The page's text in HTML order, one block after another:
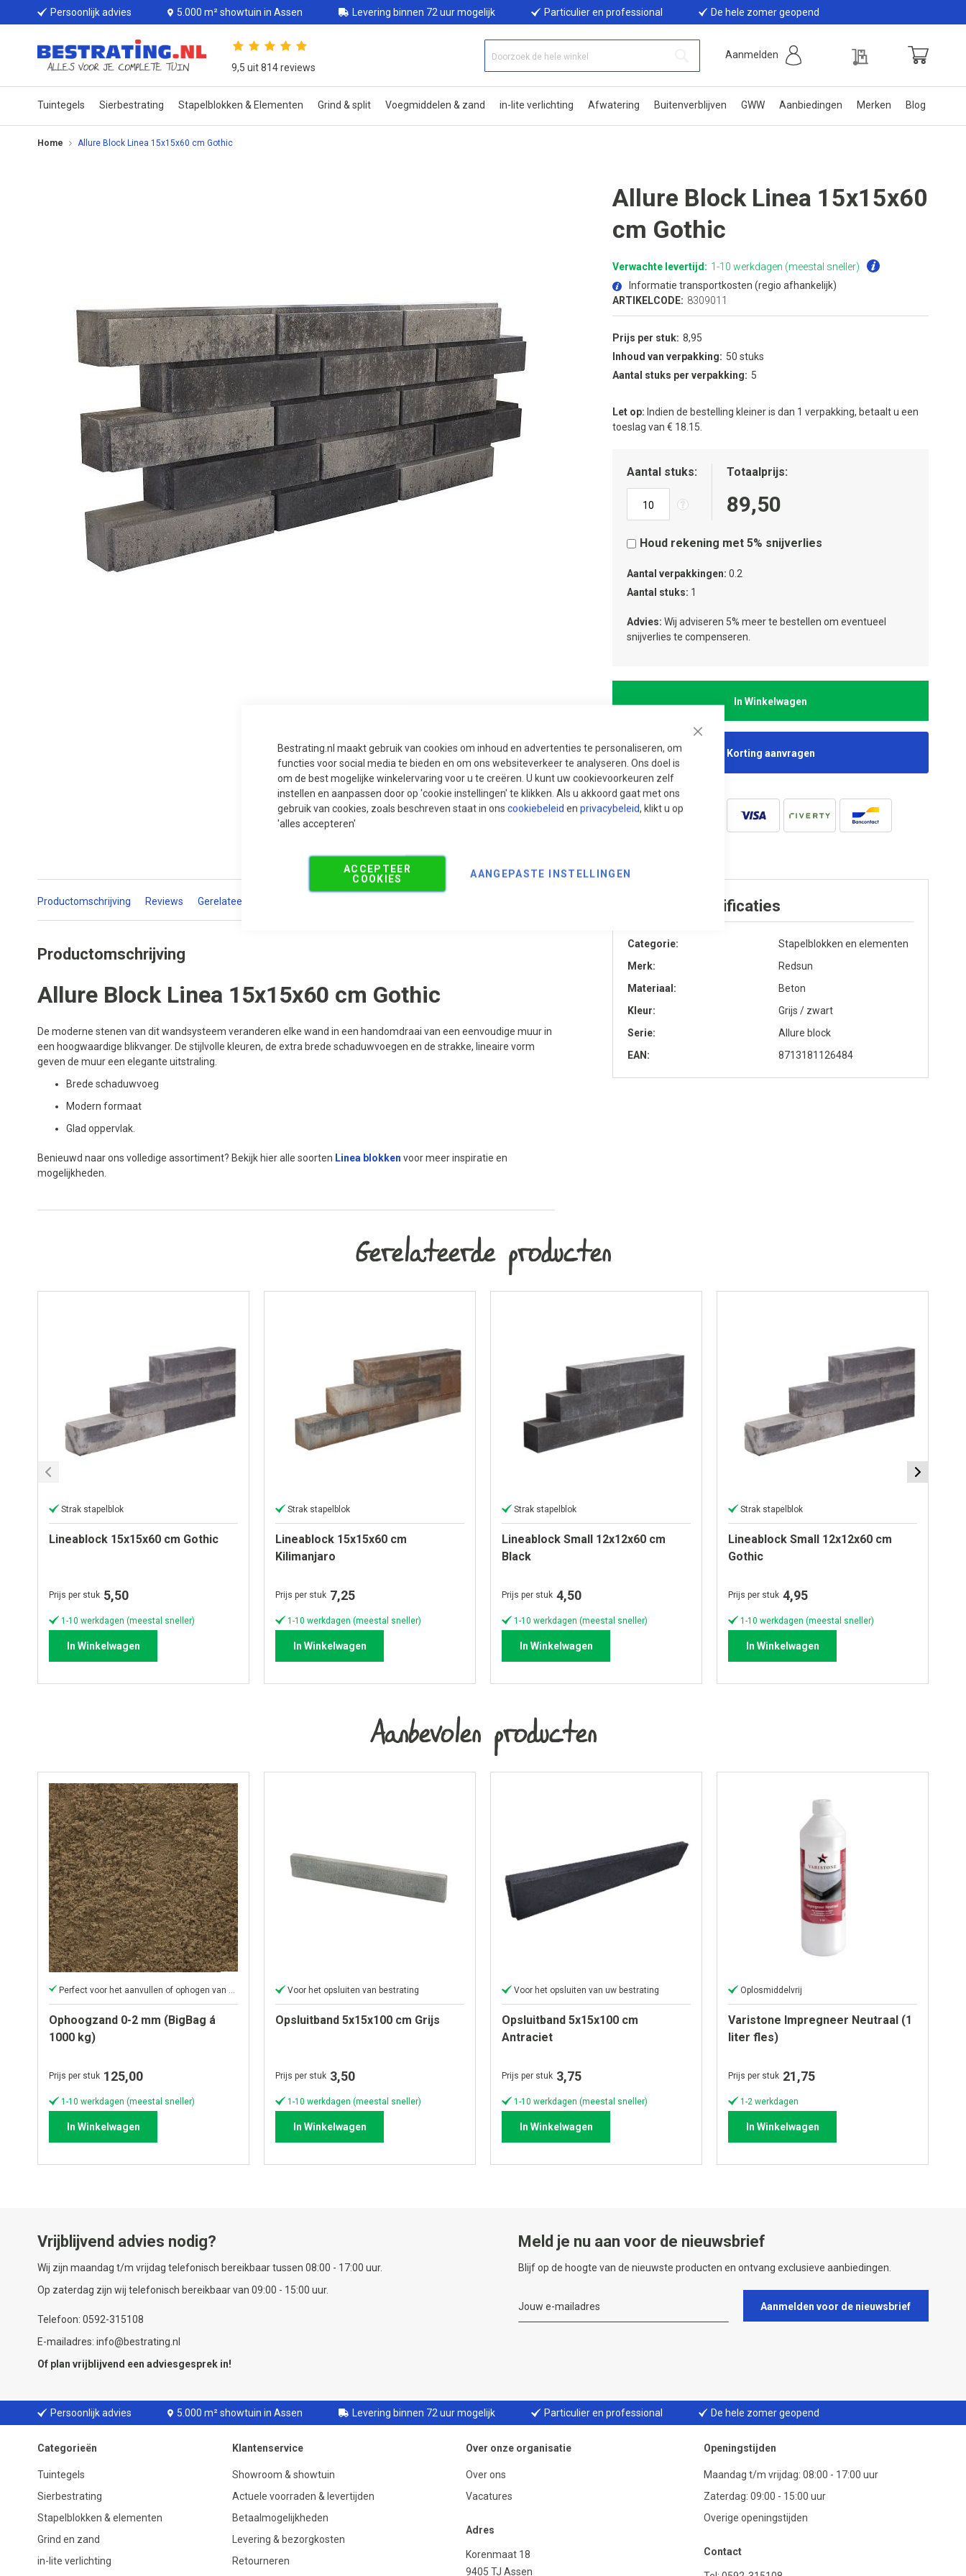
Bestrating.nl maakt gebruik van cookies om inhoud en advertenties te personaliseren, om
functies voor social media te bieden en om ons websiteverkeer te analyseren. Ons doel is
om de best mogelijke winkelervaring voor u te creëren. U kunt uw cookievoorkeuren zelf
instellen en aanpassen door op 'cookie instellingen' te klikken. Als u akkoord gaat met ons
gebruik van cookies, zoals beschreven staat in ons cookiebeleid en privacybeleid, klikt u op
'alles accepteren'
ACCEPTEER
COOKIES
AANGEPASTE INSTELLINGEN
Persoonlijk advies 5.000 m² showtuin in Assen Levering binnen 72 uur mogelijk Particulier en professional De hele zomer geopend
9,5 uit 814 reviews
Aanmelden
Tuintegels Sierbestrating Stapelblokken & Elementen Grind & split Voegmiddelen & zand in-lite verlichting Afwatering Buitenverblijven GWW Aanbiedingen Merken Blog
Home Allure Block Linea 15x15x60 cm Gothic
Allure Block Linea 15x15x60
cm Gothic
Verwachte levertijd: 1-10 werkdagen (meestal sneller)
Informatie transportkosten (regio afhankelijk)
ARTIKELCODE: 8309011
Prijs per stuk 8,95
Inhoud van verpakking
50 stuks
Aantal stuks per verpakking
5
Let op: Indien de bestelling kleiner is dan 1 verpakking, betaalt u een
toeslag van € 18.15.
Aantal stuks Totaalprijs
89,50
Houd rekening met 5% snijverlies
Aantal verpakkingen 0.2
Aantal stuks 1
Advies: Wij adviseren 5% meer te bestellen om eventueel
snijverlies te compenseren.
In Winkelwagen
Korting aanvragen
Productomschrijving Reviews Gerelateerde producten
Productomschrijving
Allure Block Linea 15x15x60 cm Gothic
De moderne stenen van dit wandsysteem veranderen elke wand in een handomdraai van een eenvoudige muur in
een hoogwaardige blikvanger. De stijlvolle kleuren, de extra brede schaduwvoegen en de strakke, lineaire vorm
geven de muur een elegante uitstraling.
Brede schaduwvoeg
Modern formaat
Glad oppervlak.
Benieuwd naar ons volledige assortiment? Bekijk hier alle soorten Linea blokken voor meer inspiratie en
mogelijkheden.
Product specificaties
Categorie
Stapelblokken en elementen
Merk
Redsun
Materiaal
Beton
Kleur
Grijs / zwart
Serie
Allure block
EAN
8713181126484
Gerelateerde producten
Strak stapelblok
Lineablock 15x15x60 cm Gothic
Prijs per stuk 5,50
1-10 werkdagen (meestal sneller)
In Winkelwagen
Strak stapelblok
Lineablock 15x15x60 cm
Kilimanjaro
Prijs per stuk 7,25
1-10 werkdagen (meestal sneller)
In Winkelwagen
Strak stapelblok
Lineablock Small 12x12x60 cm
Black
Prijs per stuk 4,50
1-10 werkdagen (meestal sneller)
In Winkelwagen
Strak stapelblok
Lineablock Small 12x12x60 cm
Gothic
Prijs per stuk 4,95
1-10 werkdagen (meestal sneller)
In Winkelwagen
Aanbevolen producten
Ophoogzand 0-2 mm (BigBag á
1000 kg)
Prijs per stuk 125,00
1-10 werkdagen (meestal sneller)
In Winkelwagen
Voor het opsluiten van bestrating
Opsluitband 5x15x100 cm Grijs
Prijs per stuk 3,50
1-10 werkdagen (meestal sneller)
In Winkelwagen
Voor het opsluiten van uw bestrating
Opsluitband 5x15x100 cm
Antraciet
Prijs per stuk 3,75
1-10 werkdagen (meestal sneller)
In Winkelwagen
Oplosmiddelvrij
Varistone Impregneer Neutraal (1
liter fles)
Prijs per stuk 21,75
1-2 werkdagen
In Winkelwagen
Vrijblijvend advies nodig?
Wij zijn maandag t/m vrijdag telefonisch bereikbaar tussen 08:00 - 17:00 uur.
Op zaterdag zijn wij telefonisch bereikbaar van 09:00 - 15:00 uur.
Telefoon: 0592-315108
E-mailadres: info@bestrating.nl
Of plan vrijblijvend een adviesgesprek in!
Meld je nu aan voor de nieuwsbrief
Blijf op de hoogte van de nieuwste producten en ontvang exclusieve aanbiedingen.
Aanmelden voor de nieuwsbrief
Persoonlijk advies 5.000 m² showtuin in Assen Levering binnen 72 uur mogelijk Particulier en professional De hele zomer geopend
Categorieën
Tuintegels
Sierbestrating
Stapelblokken & elementen
Grind en zand
in-lite verlichting
Klantenservice
Showroom & showtuin
Actuele voorraden & levertijden
Betaalmogelijkheden
Levering & bezorgkosten
Retourneren
Over onze organisatie
Over ons
Vacatures
Adres
Korenmaat 18
9405 TJ Assen
Openingstijden
Maandag t/m vrijdag: 08:00 - 17:00 uur
Zaterdag: 09:00 - 15:00 uur
Overige openingstijden
Contact